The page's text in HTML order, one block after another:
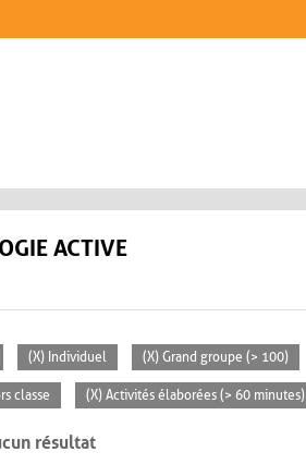
ACTIVE
(X) Individuel (X) Grand groupe (> 100)
classe (X) Activités élaborées (> 60 minutes)
résultat